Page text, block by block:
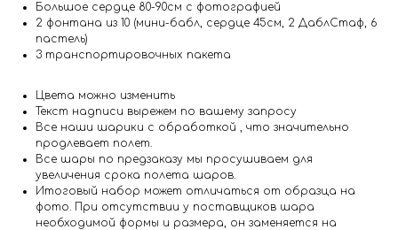
Большое сердце 80-90см с фотографией
2 фонтана из 10 (мини-бабл, сердце 45см, 2 ДаблСтаф, 6
пастель)
3 транспортировочных пакета
Цвета можно изменить
Текст надписи вырежем по вашему запросу
Все наши шарики с обработкой , что значительно
продлевает полет.
Все шары по предзаказу мы просушиваем для
увеличения срока полета шаров.
Итоговый набор может отличаться от образца на
фото. При отсутствии у поставщиков шара
необходимой формы и размера, он заменяется на